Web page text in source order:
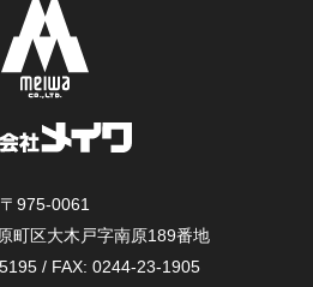
〒975-0061
町区大木戸字南原189番地
/ FAX: 0244-23-1905